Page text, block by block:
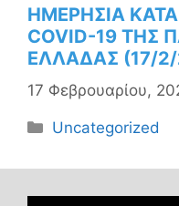
ΗΜΕΡΗΣΙΑ
COVID-19 ΤΗΣ
ΕΛΛΑΔΑΣ (17/
17 Φεβρουαρίου,
Κατηγορίες
Uncategorized